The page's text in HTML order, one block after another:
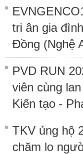
tri ân gia
Đồng (Nghệ
PVD RUN
viên cùng
Kiến tạo -
TKV ủng hộ
chăm lo